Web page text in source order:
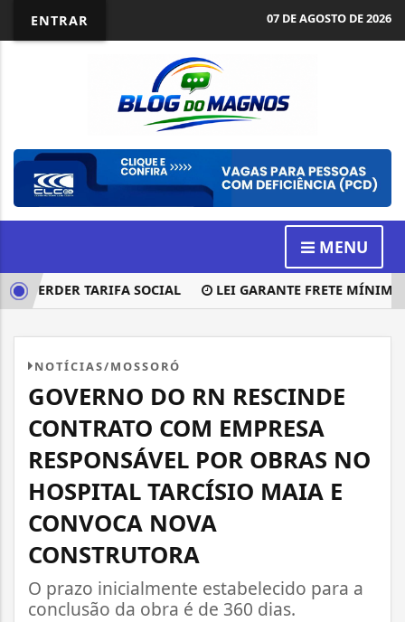
ENTRAR 07 DE AGOSTO DE 2026
MENU
TARIFA SOCIAL LEI GARANTE FRETE MÍNIMO
NOTÍCIAS/MOSSORÓ
GOVERNO DO RN RESCINDE
CONTRATO COM EMPRESA
RESPONSÁVEL POR OBRAS NO
HOSPITAL TARCÍSIO MAIA E
CONVOCA NOVA
CONSTRUTORA
O prazo inicialmente estabelecido para a
conclusão da obra é de 360 dias.